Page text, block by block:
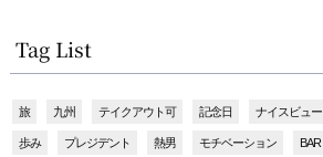
Tag List
旅 九州 テイクアウト可 記念日 ナイスビュー
歩み プレジデント 熱男 モチベーション BAR